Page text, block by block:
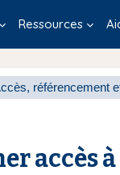
Ressources
référencement
accès